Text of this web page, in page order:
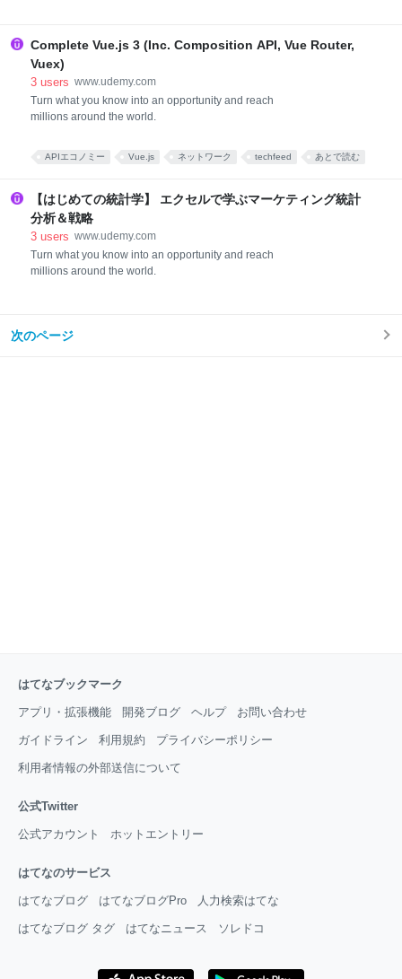
ーいただいた内容の反映（音質改善や完成版コードの
Complete Vue.js 3 (Inc. Composition API, Vue Router,
Vuex)
3 users www.udemy.com
Turn what you know into an opportunity and reach
millions around the world.
APIエコノミー Vue.js ネットワーク techfeed あとで読む
【はじめての統計学】 エクセルで学ぶマーケティング統計
分析＆戦略
3 users www.udemy.com
Turn what you know into an opportunity and reach
millions around the world.
次のページ
はてなブックマーク
アプリ・拡張機能 開発ブログ ヘルプ お問い合わせ
ガイドライン 利用規約 プライバシーポリシー
利用者情報の外部送信について
公式Twitter
公式アカウント ホットエントリー
はてなのサービス
はてなブログ はてなブログPro 人力検索はてな
はてなブログ タグ はてなニュース ソレドコ